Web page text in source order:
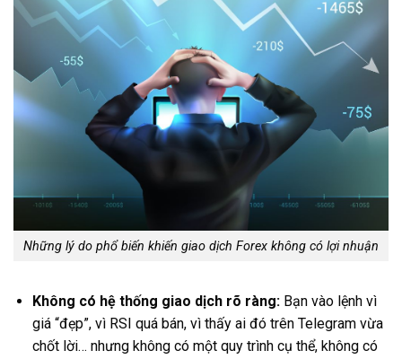
Những lý do phổ biến khiến giao dịch Forex không có lợi nhuận
Không có hệ thống giao dịch rõ ràng:Bạn vào lệnh vì
giá “đẹp”, vì RSI quá bán, vì thấy ai đó trên Telegram vừa
chốt lời… nhưng không có một quy trình cụ thể, không có